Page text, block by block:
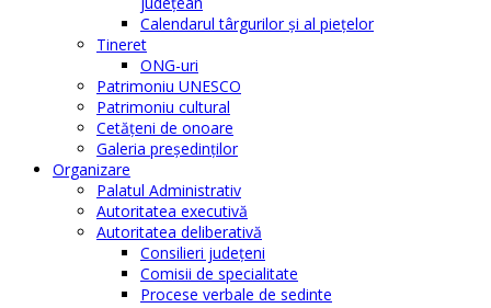
Calendarul târgurilor şi al pieţelor
Tineret
ONG-uri
Patrimoniu UNESCO
Patrimoniu cultural
Cetăţeni de onoare
Galeria președinților
Organizare
Palatul Administrativ
Autoritatea executivă
Autoritatea deliberativă
Consilieri judeţeni
Comisii de specialitate
Procese verbale de sedinte